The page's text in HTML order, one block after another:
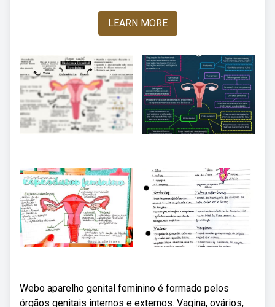
LEARN MORE
Webo aparelho genital feminino é formado pelos
órgãos genitais internos e externos. Vagina, ovários,